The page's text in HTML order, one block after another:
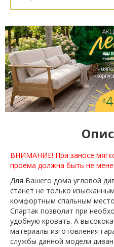
ВНИМАНИЕ! При заносе
проема должна быть не
Для Вашего дома угловой
станет не только
комфортным спальным
Спартак позволит при
удобную кровать. А
материалы изготовления
службы данной модели